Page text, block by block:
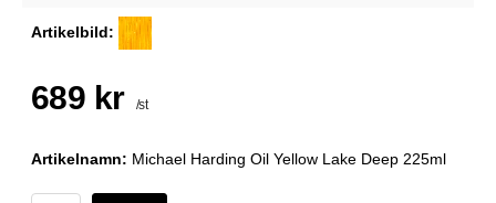
Artikelbild:
689 kr /st
Artikelnamn: Michael Harding Oil Yellow Lake Deep 225ml